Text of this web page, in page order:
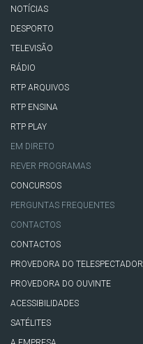
NOTÍCIAS
DESPORTO
TELEVISÃO
RÁDIO
RTP ARQUIVOS
RTP ENSINA
RTP PLAY
EM DIRETO
REVER PROGRAMAS
CONCURSOS
PERGUNTAS FREQUENTES
CONTACTOS
CONTACTOS
PROVEDORA DO TELESPECTADOR
PROVEDORA DO OUVINTE
ACESSIBILIDADES
SATÉLITES